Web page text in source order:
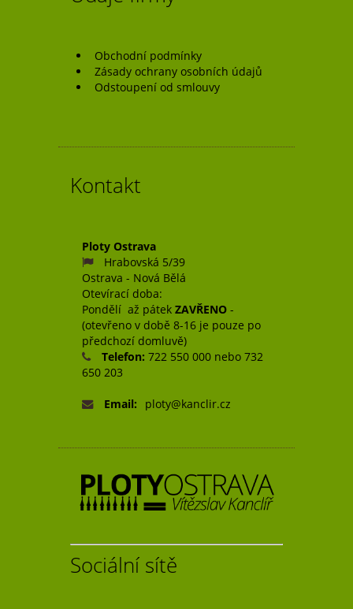
Obchodní podmínky
Zásady ochrany osobních údajů
Odstoupení od smlouvy
Kontakt
Ploty Ostrava
Hrabovská 5/39
Ostrava - Nová Bělá
Otevírací doba:
Pondělí až pátek ZAVŘENO -
(otevřeno v době 8-16 je pouze po
předchozí domluvě)
Telefon: 722 550 000 nebo 732
650 203
Email: ploty@kanclir.cz
Sociální sítě